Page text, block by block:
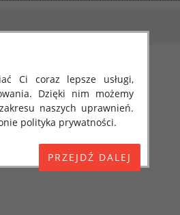
Ci coraz lepsze usługi,
Dzięki nim możemy
naszych uprawnień.
polityka prywatności.
(UE) 2016/679 z dnia 27
osobowych i w sprawie
jako "RODO", "ORODO",
poinformować Cię o
maja 2018 roku. Poniżej